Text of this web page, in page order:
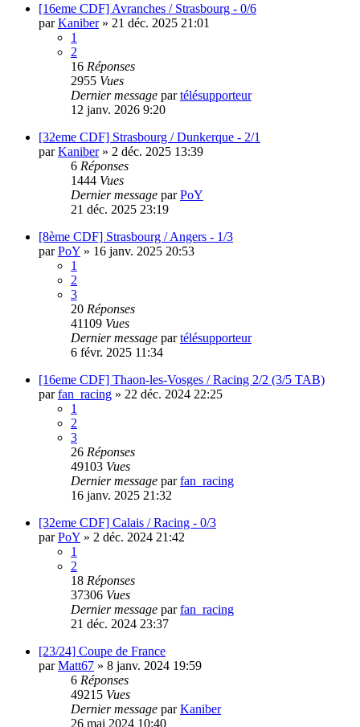
[16eme CDF] Avranches / Strasbourg - 0/6
parKaniber» 21 déc. 2025 21:01
1
2
16 Réponses
2955 Vues
Dernier message partélésupporteur
12 janv. 2026 9:20
[32eme CDF] Strasbourg / Dunkerque - 2/1
parKaniber» 2 déc. 2025 13:39
6 Réponses
1444 Vues
Dernier message parPoY
21 déc. 2025 23:19
[8ème CDF] Strasbourg / Angers - 1/3
parPoY » 16 janv. 2025 20:53
1
2
3
20 Réponses
41109 Vues
Dernier message partélésupporteur
6 févr. 2025 11:34
[16eme CDF] Thaon-les-Vosges / Racing 2/2 (3/5 TAB)
parfan_racing » 22 déc. 2024 22:25
1
2
3
26 Réponses
49103 Vues
Dernier message parfan_racing
16 janv. 2025 21:32
[32eme CDF] Calais / Racing - 0/3
parPoY » 2 déc. 2024 21:42
1
2
18 Réponses
37306 Vues
Dernier message parfan_racing
21 déc. 2024 23:37
[23/24] Coupe de France
parMatt67 » 8 janv. 2024 19:59
6 Réponses
49215 Vues
Dernier message parKaniber
26 mai 2024 10:40